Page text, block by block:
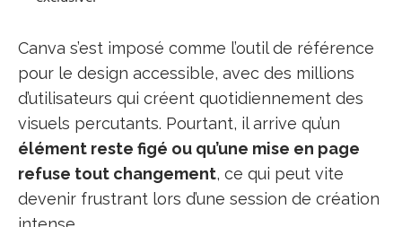
Canva s’est imposé comme l’outil de référence
pour le design accessible, avec des millions
d’utilisateurs qui créent quotidiennement des
visuels percutants. Pourtant, il arrive qu’un
élément reste figé ou qu’une mise en page
refuse tout changement, ce qui peut vite
devenir frustrant lors d’une session de création